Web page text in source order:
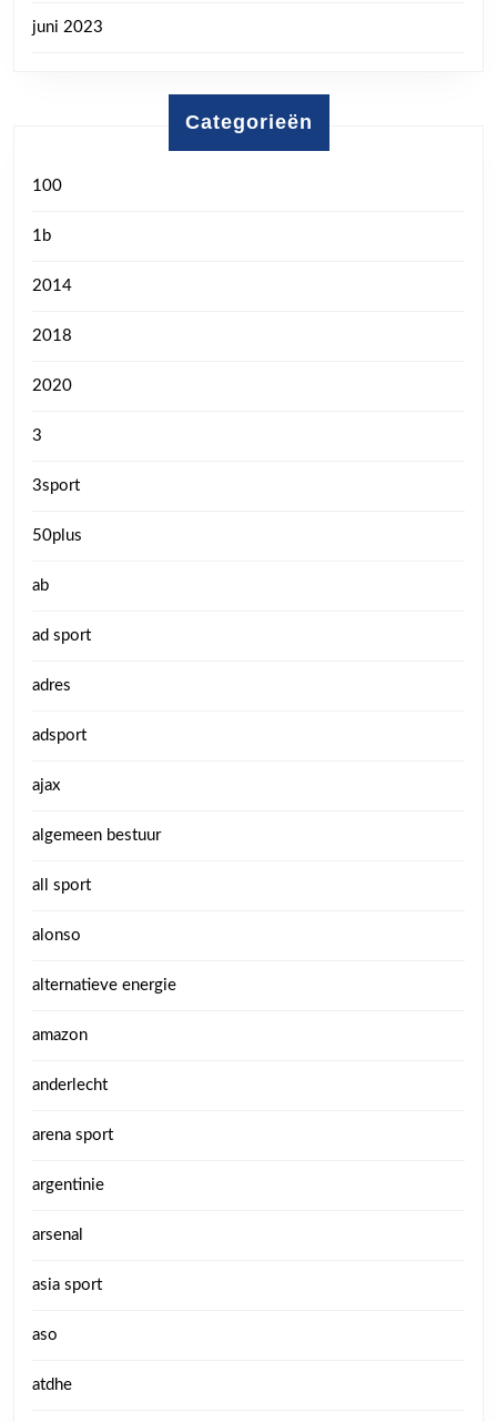
juni 2023
Categorieën
100
1b
2014
2018
2020
3
3sport
50plus
ab
ad sport
adres
adsport
ajax
algemeen bestuur
all sport
alonso
alternatieve energie
amazon
anderlecht
arena sport
argentinie
arsenal
asia sport
aso
atdhe